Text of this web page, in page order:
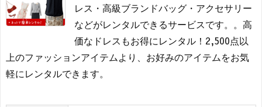
レス・高級ブランドバッグ・アクセサリー
などがレンタルできるサービスです。。高
価なドレスもお得にレンタル！2,500点以
上のファッションアイテムより、お好みのアイテムをお気
軽にレンタルできます。